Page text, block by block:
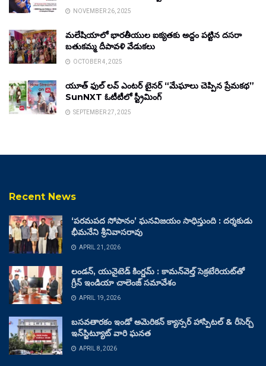
NOVEMBER 26, 2025
మలేషియాలో భారతీయుల ఐక్యతకు అద్దం పట్టిన దసరా
బతుకమ్మ దీపావళి వేడుకలు
OCTOBER 4, 2025
యూత్ ఫుల్ లవ్ ఎంటర్ టైనర్ “మేఘాలు చెప్పిన ప్రేమకథ”
SunNXT ఓటీటీలో స్ట్రీమింగ్
SEPTEMBER 27, 2025
Recent News
‘పరమపద సోపానం’ ఘనవిజయం సాధిస్తుంది : దర్శకుడు
భీమనేని శ్రీనివాసరావు
APRIL 21, 2026
లండన్, యునైటెడ్ కింగ్డమ్ : కామన్‌వెల్త్ సెక్రటేరియట్‌తో
గ్రీన్ ఇండియా చాలెంజ్ సమావేశం
APRIL 19, 2026
బసవతారకం ఇండో అమెరికన్ క్యాన్సర్ హాస్పిటల్ & రీసెర్చ్
ఇన్‌స్టిట్యూట్ వారి ఘనత
APRIL 8, 2026